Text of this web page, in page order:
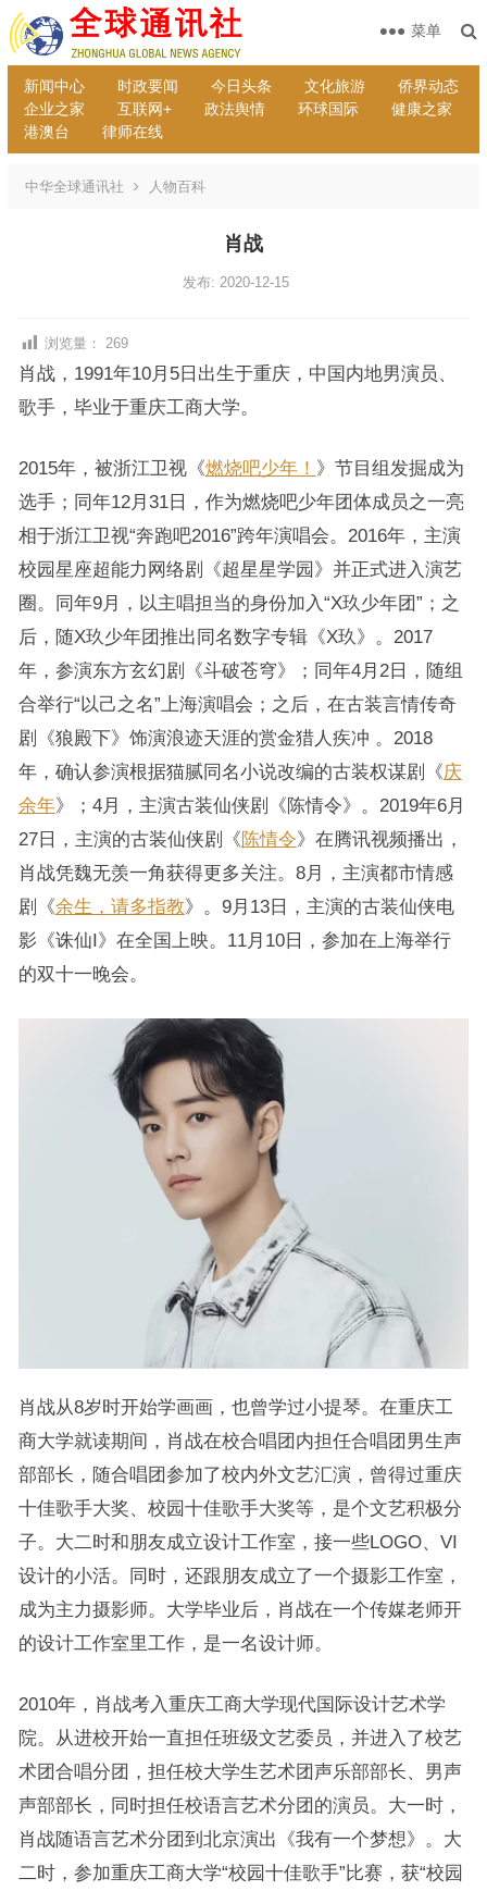
新闻中心 时政要闻 今日头条 文化旅游
侨界动态
企业之家
互联网+ 政法舆情 环球国际
健康之家
港澳台
律师在线
菜单
中华全球通讯社 人物百科
肖战
发布: 2020-12-15
浏览量： 269
肖战，1991年10月5日出生于重庆，中国内地男演员、
歌手，毕业于重庆工商大学。
2015年，被浙江卫视《燃烧吧少年！ 》节目组发掘成为
选手；同年12月31日，作为燃烧吧少年团体成员之一亮
相于浙江卫视“奔跑吧2016”跨年演唱会。2016年，主演
校园星座超能力网络剧《超星星学园》并正式进入演艺
圈。同年9月，以主唱担当的身份加入“X玖少年团”；之
后，随X玖少年团推出同名数字专辑《X玖》。2017
年，参演东方玄幻剧《斗破苍穹》；同年4月2日，随组
合举行“以己之名”上海演唱会；之后，在古装言情传奇
剧《狼殿下》饰演浪迹天涯的赏金猎人疾冲 。2018
年，确认参演根据猫腻同名小说改编的古装权谋剧《庆
余年》；4月，主演古装仙侠剧《陈情令》。2019年6月
27日，主演的古装仙侠剧《陈情令》在腾讯视频播出，
肖战凭魏无羡一角获得更多关注。8月，主演都市情感
剧《余生，请多指教》。9月13日，主演的古装仙侠电
影《诛仙I》在全国上映。11月10日，参加在上海举行
的双十一晚会。
肖战从8岁时开始学画画，也曾学过小提琴。在重庆工
商大学就读期间，肖战在校合唱团内担任合唱团男生声
部部长，随合唱团参加了校内外文艺汇演，曾得过重庆
十佳歌手大奖、校园十佳歌手大奖等，是个文艺积极分
子。大二时和朋友成立设计工作室，接一些LOGO、VI
设计的小活。同时，还跟朋友成立了一个摄影工作室，
成为主力摄影师。大学毕业后，肖战在一个传媒老师开
的设计工作室里工作，是一名设计师。
2010年，肖战考入重庆工商大学现代国际设计艺术学
院。从进校开始一直担任班级文艺委员，并进入了校艺
术团合唱分团，担任校大学生艺术团声乐部部长、男声
声部部长，同时担任校语言艺术分团的演员。大一时，
肖战随语言艺术分团到北京演出《我有一个梦想》。大
二时，参加重庆工商大学“校园十佳歌手”比赛，获“校园